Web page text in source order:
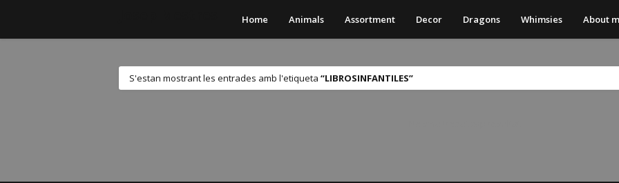
Home Animals Assortment Decor Dragons Whimsies About
S'estan mostrant les entrades amb l'etiqueta LIBROSINFANTILES